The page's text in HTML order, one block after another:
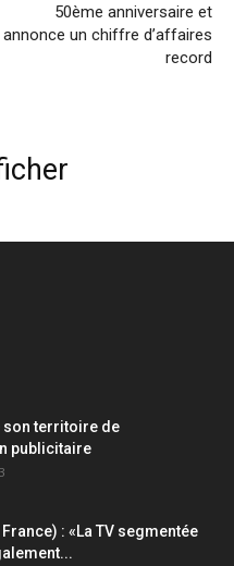
50ème anniversaire et
annonce un chiffre d’affaires
record
son territoire de
publicitaire
France) : «La TV segmentée